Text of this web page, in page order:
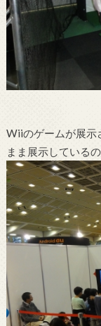
Wiiのゲームが展示
まま展示している